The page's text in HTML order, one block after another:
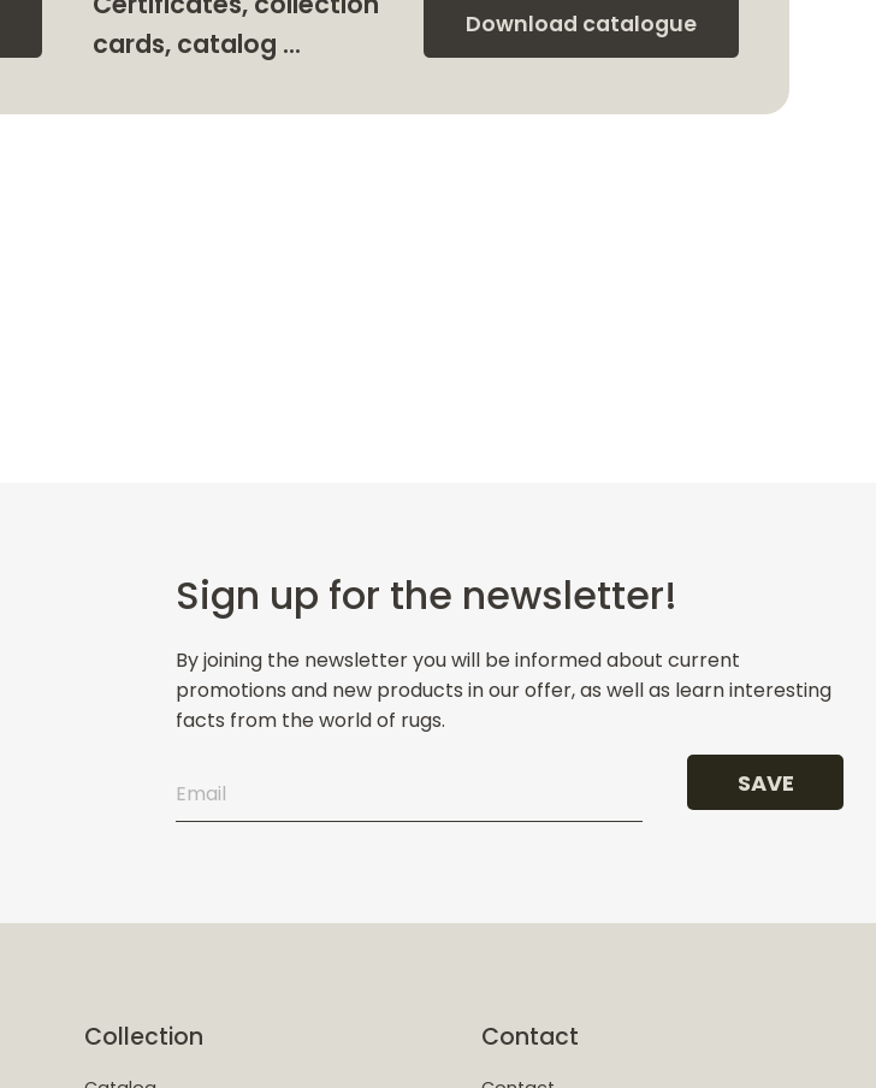
cards, catalog …
Download catalogue
Sign up for the newsletter!
By joining the newsletter you will be informed about current
promotions and new products in our offer, as well as learn interesting
facts from the world of rugs.
SAVE
Collection Contact